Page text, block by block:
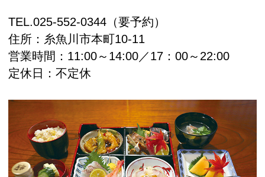
TEL.025-552-0344 （要予約）
住所： 糸魚川市本町10-11
営業時間：11:00～14:00／17：00～22:00
定休日：不定休